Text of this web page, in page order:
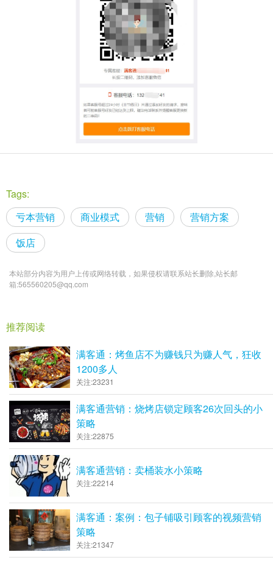
Tags:
亏本营销
商业模式 营销
营销方案
饭店
本站部分内容为用户上传或网络转载，如果侵权请联系站长删除,站长邮
箱:565560205@qq.com
推荐阅读
满客通：烤鱼店不为赚钱只为赚人气，狂收
1200多人
关注:23231
满客通营销：烧烤店锁定顾客26次回头的小
策略
关注:22875
满客通营销：卖桶装水小策略
关注:22214
满客通：案例：包子铺吸引顾客的视频营销
策略
关注:21347